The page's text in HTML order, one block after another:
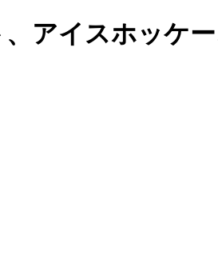
アイスホッケ